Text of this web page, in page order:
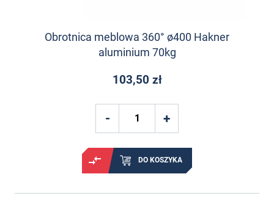
Obrotnica meblowa 360° ø400 Hakner
aluminium 70kg
103,50 zł
DO KOSZYKA